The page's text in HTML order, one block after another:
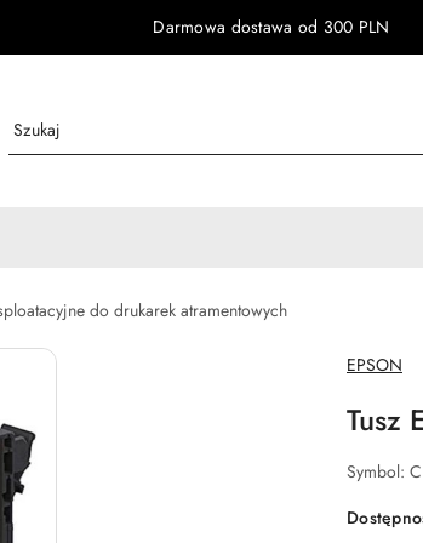
Darmowa dostawa od 300 PLN
do drukarek atramentowych
NAZWA
EPSON
Tusz
Symbol: